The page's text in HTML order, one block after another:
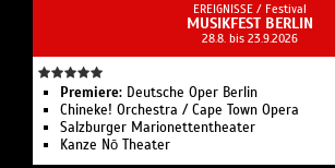
EREIGNISSE / Festival
MUSIKFEST BERLIN
28.8. bis 23.9.2026
Premiere: Deutsche Oper Berlin
Chineke! Orchestra / Cape Town Opera
Salzburger Marionettentheater
Kanze Nō Theater